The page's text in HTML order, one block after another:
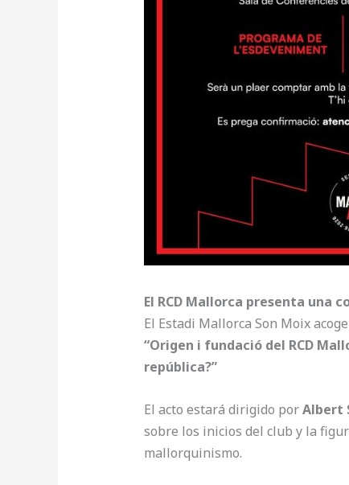
El RCD Mallorca presenta una
El Estadi Mallorca Son Moix
“Origen i fundació del RCD
república?”
El acto estará dirigido porAlbert
sobre los inicios del club y la
mallorquinismo.